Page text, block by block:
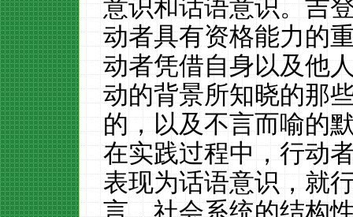
意识和话语意识。吉
动者具有资格能力的
动者凭借自身以及他
动的背景所知晓的那
的，以及不言而喻的
在实践过程中，行动
表现为话语意识，就